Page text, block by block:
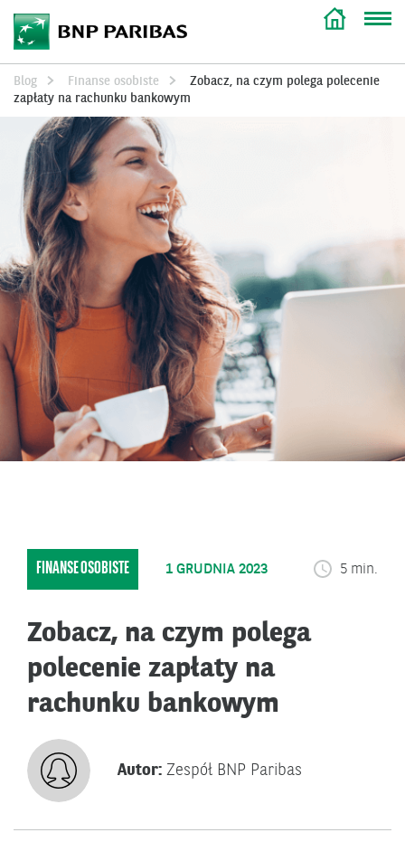
Blog Finanse osobiste
Zobacz, na czym polega polecenie
zapłaty na rachunku bankowym
FINANSE OSOBISTE 1 GRUDNIA 2023 5 min.
Zobacz, na czym polega
polecenie zapłaty na
rachunku bankowym
Autor: Zespół BNP Paribas